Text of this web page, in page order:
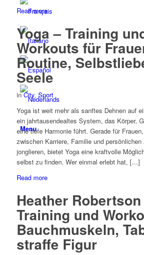
Menu
Read more
Yoga – Training
Workouts für
Routine,
Seele
inCity, Sport
Yoga ist weit mehr als sanftes Dehnen auf
ein jahrtausendealtes System, das Körper,
eine tiefe Harmonie führt. Gerade für
zwischen Karriere, Familie und persönlichen
jonglieren, bietet Yoga eine kraftvolle
selbst zu finden. Wer einmal erlebt hat, […]
Read more
Heather
Training und
Bauchmuskeln,
straffe Figur